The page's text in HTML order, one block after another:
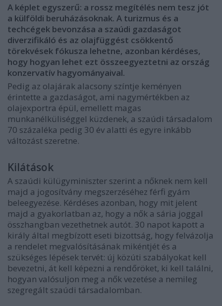
A képlet egyszerű: a rossz megítélés nem tesz jót
a külföldi beruházásoknak. A turizmus és a
techcégek bevonzása a szaúdi gazdaságot
diverzifikáló és az olajfüggést csökkentő
törekvések fókusza lehetne, azonban kérdéses,
hogy hogyan lehet ezt összeegyeztetni az ország
konzervatív hagyományaival.
Pedig az olajárak alacsony színtje keményen
érintette a gazdaságot, ami nagymértékben az
olajexportra épül, emellett magas
munkanélküliséggel küzdenek, a szaúdi társadalom
70 százaléka pedig 30 év alatti és egyre inkább
változást szeretne.
Kilátások
A szaúdi külügyminiszter szerint a nőknek nem kell
majd a jogosítvány megszerzéséhez férfi gyám
beleegyezése. Kérdéses azonban, hogy mit jelent
majd a gyakorlatban az, hogy a nők a sária joggal
összhangban vezethetnek autót. 30 napot kapott a
király által megbízott eseti bizottság, hogy felvázolja
a rendelet megvalósításának mikéntjét és a
szükséges lépések tervét: új közúti szabályokat kell
bevezetni, át kell képezni a rendőröket, ki kell találni,
hogyan valósuljon meg a nők vezetése a nemileg
szegregált szaúdi társadalomban.